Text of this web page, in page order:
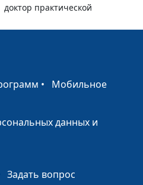
доктор практической
доктор практической
доктор практической
• Мобильное
данных и
Задать вопрос